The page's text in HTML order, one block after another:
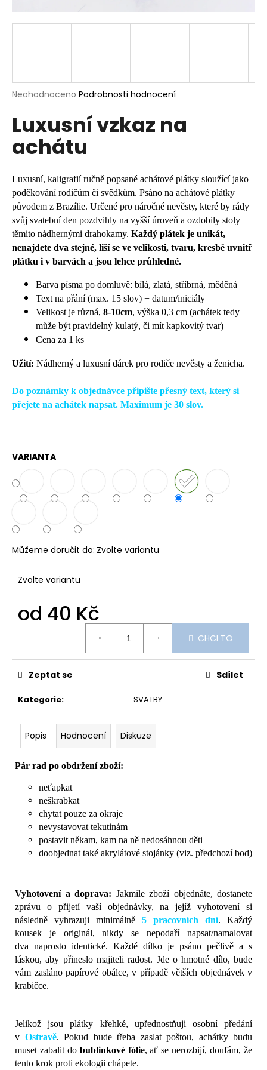
Průměrné
produktu
je
z
hvězdiček.
Neohodnoceno Podrobnosti hodnocení
Luxusní vzkaz na
achátu
Luxusní, kaligrafií ručně popsané achátové plátky sloužící jako
poděkování rodičům či svědkům. Psáno na achátové plátky
původem z Brazílie. Určené pro náročné nevěsty, které by rády
svůj svatební den pozdvihly na vyšší úroveň a ozdobily stoly
těmito nádhernými drahokamy. Každý plátek je unikát,
nenajdete dva stejné, liší se ve velikosti, tvaru, kresbě uvnitř
plátku i v barvách a jsou lehce průhledné.
Barva písma po domluvě: bílá, zlatá, stříbrná, měděná
Text na přání (max. 15 slov) + datum/iniciály
Velikost je různá, 8-10cm, výška 0,3 cm (achátek tedy
může být pravidelný kulatý, či mít kapkovitý tvar)
Cena za 1 ks
Užití: Nádherný a luxusní dárek pro rodiče nevěsty a ženicha.
Do poznámky k objednávce připište přesný text, který si
přejete na achátek napsat. Maximum je 30 slov.
VARIANTA
Můžeme doručit do: Zvolte variantu
Zvolte variantu
od 40 Kč
CHCI TO
Kategorie: SVATBY
Zeptat se Sdílet
Popis Hodnocení Diskuze
Pár rad po obdržení zboží:
neťapkat
neškrabkat
chytat pouze za okraje
nevystavovat tekutinám
postavit někam, kam na ně nedosáhnou děti
doobjednat také akrylátové stojánky (viz. předchozí bod)
Vyhotovení a doprava: Jakmile zboží objednáte, dostanete
zprávu o přijetí vaší objednávky, na jejíž vyhotovení si
následně vyhrazuji minimálně 5 pracovních dní. Každý
kousek je originál, nikdy se nepodaří napsat/namalovat
dva naprosto identické. Každé dílko je psáno pečlivě a s
láskou, aby přineslo majiteli radost. Jde o hmotné dílo, bude
vám zasláno papírové obálce, v případě větších objednávek v
krabičce.
Jelikož jsou plátky křehké, upřednostňuji osobní předání
v Ostravě. Pokud bude třeba zaslat poštou, achátky budu
muset zabalit do bublinkové fólie, ať se nerozbijí, doufám, že
tento krok proti ekologii chápete.
a
j
?
D
o
p
o
r
u
č